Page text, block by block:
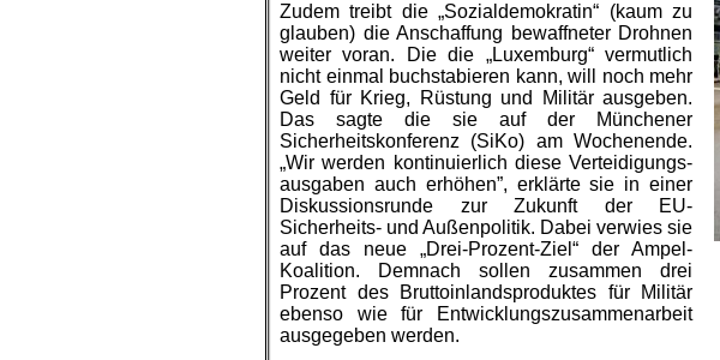
Zudem treibt die „Sozialdemokratin“ (kaum zu
glauben) die Anschaffung bewaffneter Drohnen
weiter voran. Die die „Luxemburg“ vermutlich
nicht einmal buchstabieren kann, will noch mehr
Geld für Krieg, Rüstung und Militär ausgeben.
Das sagte die sie auf der Münchener
Sicherheitskonferenz (SiKo) am Wochenende.
„Wir werden kontinuierlich diese Verteidigungs-
ausgaben auch erhöhen”, erklärte sie in einer
Diskussionsrunde zur Zukunft der EU-
Sicherheits- und Außenpolitik. Dabei verwies sie
auf das neue „Drei-Prozent-Ziel“ der Ampel-
Koalition. Demnach sollen zusammen drei
Prozent des Bruttoinlandsproduktes für Militär
ebenso wie für Entwicklungszusammenarbeit
ausgegeben werden.